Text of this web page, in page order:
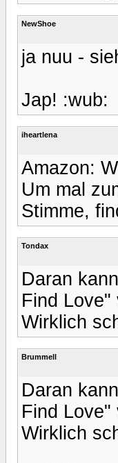
NewShoe
ja nuu -
Jap! :wub:
iheartlena
Amazon:
Um mal
Stimme,
Tondax
Daran
Find
Wirklich
Brummell
Daran
Find
Wirklich